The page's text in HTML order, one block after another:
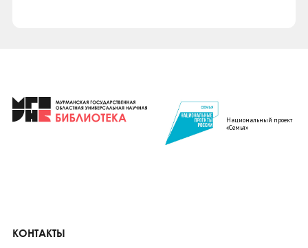
Национальный проект
«Семья»
КОНТАКТЫ